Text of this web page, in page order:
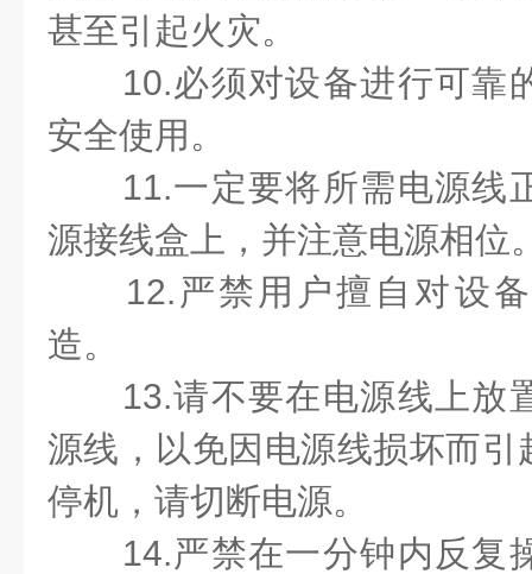
甚至引起火灾。
10.必须对设备进行可靠
安全使用。
11.一定要将所需电源线
源接线盒上，并注意电源相位
12.严禁用户擅自对设
造。
13.请不要在电源线上放
源线，以免因电源线损坏而
停机，请切断电源。
14.严禁在一分钟内反复